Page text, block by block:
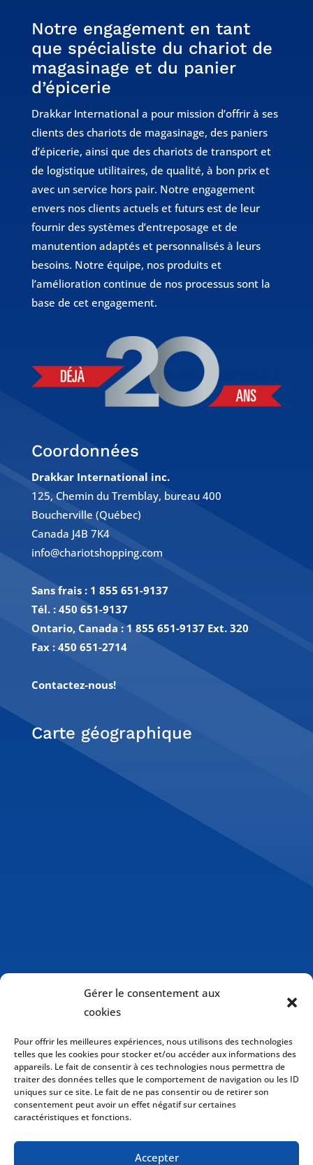
Gérer le consentement aux
cookies
Pour offrir les meilleures expériences, nous utilisons des technologies
telles que les cookies pour stocker et/ou accéder aux informations des
appareils. Le fait de consentir à ces technologies nous permettra de
traiter des données telles que le comportement de navigation ou les ID
uniques sur ce site. Le fait de ne pas consentir ou de retirer son
consentement peut avoir un effet négatif sur certaines
caractéristiques et fonctions.
Accepter
Notre engagement en tant
que spécialiste du chariot de
magasinage et du panier
d’épicerie
Drakkar International a pour mission d’offrir à ses
clients des chariots de magasinage, des paniers
d’épicerie, ainsi que des chariots de transport et
de logistique utilitaires, de qualité, à bon prix et
avec un service hors pair. Notre engagement
envers nos clients actuels et futurs est de leur
fournir des systèmes d’entreposage et de
manutention adaptés et personnalisés à leurs
besoins. Notre équipe, nos produits et
l’amélioration continue de nos processus sont la
base de cet engagement.
Coordonnées
Drakkar International inc.
125, Chemin du Tremblay, bureau 400
Boucherville (Québec)
Canada J4B 7K4
info@chariotshopping.com
Sans frais : 1 855 651-9137
Tél. : 450 651-9137
Ontario, Canada : 1 855 651-9137 Ext. 320
Fax : 450 651-2714
Contactez-nous!
Carte géographique